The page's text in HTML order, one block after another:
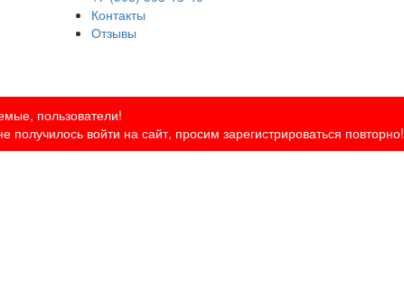
Контакты
Отзывы
пользователи!
войти на сайт, просим зарегистрироваться повторно!